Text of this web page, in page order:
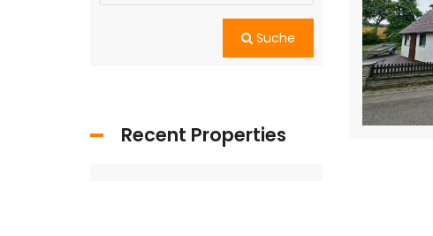
Suche
Recent Properties